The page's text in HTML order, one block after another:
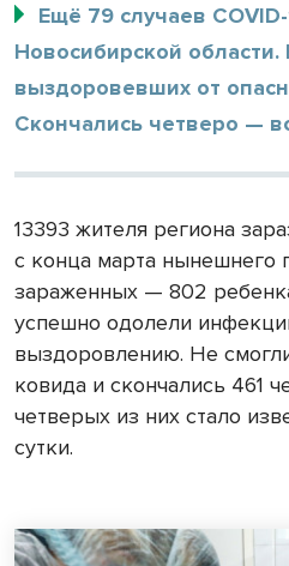
Ещё 79 случаев
Новосибирской
выздоровевших от
Скончались четверо —
13393 жителя региона
с конца марта нынешнего
зараженных — 802
успешно одолели
выздоровлению. Не
ковида и скончались 461
четверых из них стало
сутки.